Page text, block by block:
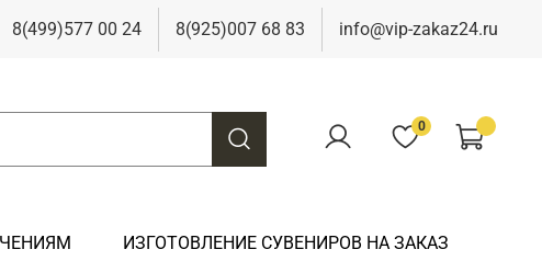
8(499)577 00 24 8(925)007 68 83 info@vip-zakaz24.ru
0
ИЗГОТОВЛЕНИЕ СУВЕНИРОВ НА ЗАКАЗ